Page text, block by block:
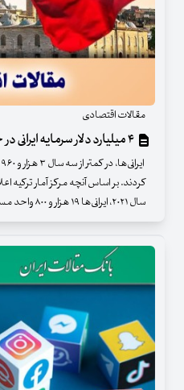
مقالات اقتصادی
سال ۲۰۲۱، ایرانی‌ها ۱۹ هزار و ۸۰۰ واحد مسکونی در کشور ترکیه خریداری کردند.